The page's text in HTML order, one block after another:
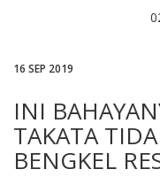
EVENTS
CAREERS
CONTACT
US
16 SEP 2019
INI
TAKATA
BENGKEL